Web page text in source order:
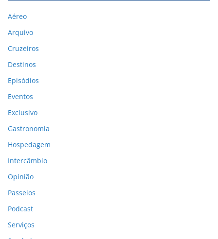
Aéreo
Arquivo
Cruzeiros
Destinos
Episódios
Eventos
Exclusivo
Gastronomia
Hospedagem
Intercâmbio
Opinião
Passeios
Podcast
Serviços